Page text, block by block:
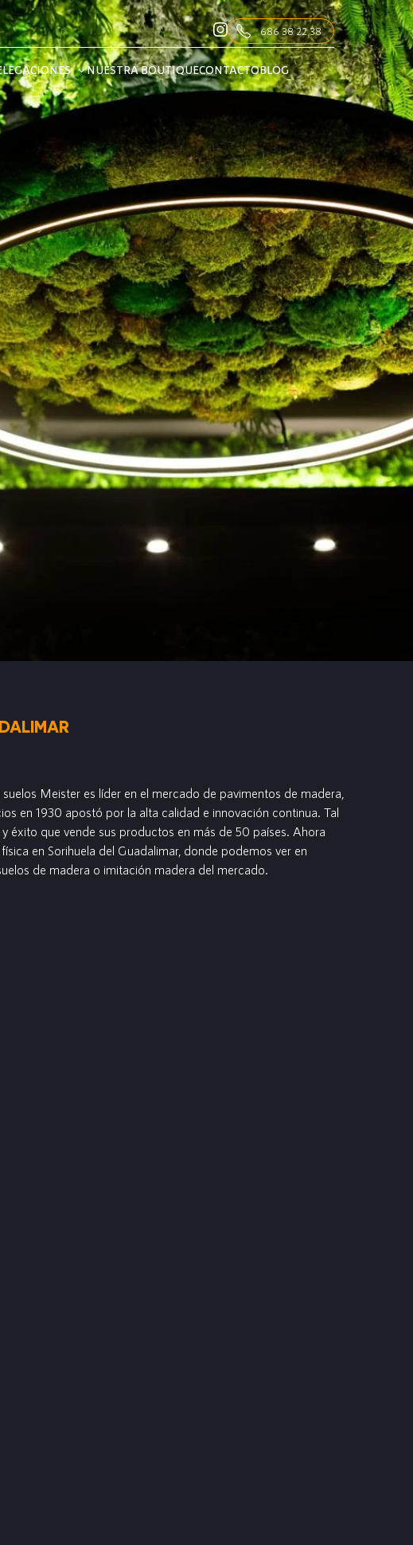
686 38 22 38
NUESTRA BOUTIQUECONTACTOBLOG
Meister es líder en el mercado de pavimentos de madera,
en 1930 apostó por la alta calidad e innovación continua. Tal
éxito que vende sus productos en más de 50 países. Ahora
en Sorihuela del Guadalimar, donde podemos ver en
de madera o imitación madera del mercado.